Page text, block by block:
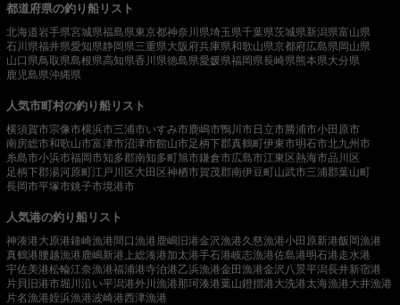
都道府県の釣り船リスト
北海道岩手県宮城県福島県東京都神奈川県埼玉県千葉県茨城県新潟県富山県
石川県福井県愛知県静岡県三重県大阪府兵庫県和歌山県京都府広島県岡山県
山口県鳥取県島根県高知県香川県徳島県愛媛県福岡県長崎県熊本県大分県
鹿児島県沖縄県
人気市町村の釣り船リスト
横須賀市宗像市横浜市三浦市いすみ市鹿嶋市鴨川市日立市勝浦市小田原市
南房総市和歌山市富津市沼津市館山市足柄下郡真鶴町伊東市明石市北九州市
糸島市小浜市福岡市知多郡南知多町旭市鎌倉市広島市江東区熱海市品川区
足柄下郡湯河原町江戸川区大田区神栖市賀茂郡南伊豆町山武市三浦郡葉山町
長岡市平塚市銚子市境港市
人気港の釣り船リスト
神湊港大原港鐘崎漁港間口漁港 鹿嶋旧港金沢漁港久慈漁港小田原新港飯岡漁港
真鶴港腰越漁港 鹿嶋新港 上総湊港加太港手石港岐志漁港佐島港明石港走水港
宇佐美港松輪江奈漁港福浦港寺泊港乙浜漁港金田漁港金沢八景平潟長井新宿港
片貝旧港市堀川沿い平潟港外川漁港那珂湊港葉山鐙摺港大洗港太海漁港大井漁港
片名漁港姪浜漁港波崎港西津漁港